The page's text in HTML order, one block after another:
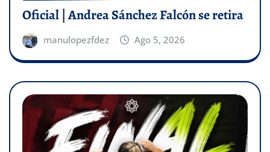
Oficial | Andrea Sánchez Falcón se retira
manulopezfdez Ago 5, 2026